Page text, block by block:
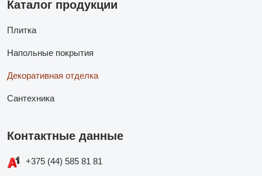
Каталог продукции
Плитка
Напольные покрытия
Декоративная отделка
Сантехника
Контактные данные
+375 (44) 585 81 81